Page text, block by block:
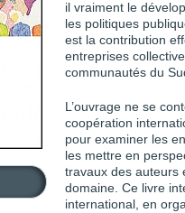
il vraiment le
les politiques
est la contribution
entreprises
communautés du
L’ouvrage ne se
coopération
pour examiner les
les mettre en
travaux des auteurs
domaine. Ce livre
international, en